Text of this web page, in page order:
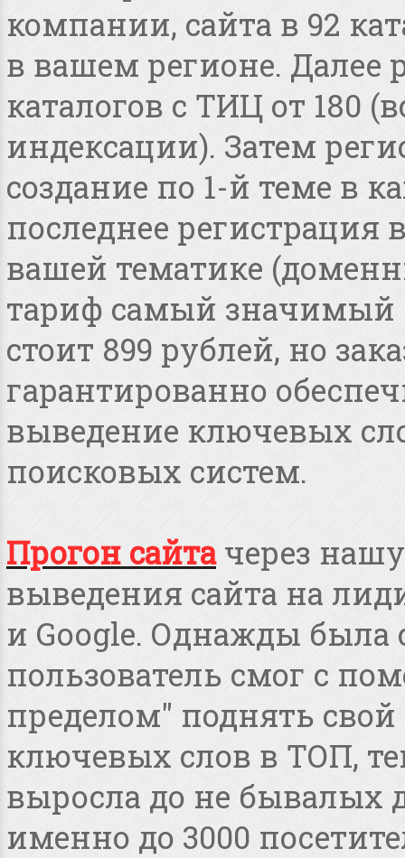
компании, сайта в 92
в вашем регионе. Далее
каталогов с ТИЦ от 180
индексации). Затем
создание по 1-й теме в
последнее регистрация
вашей тематике
тариф самый значимый
стоит 899 рублей, но
гарантированно
выведение ключевых
поисковых систем.
Прогон сайта через
выведения сайта на
и Google. Однажды была
пользователь смог с
пределом" поднять свой
ключевых слов в ТОП,
выросла до не бывалых
именно до 3000